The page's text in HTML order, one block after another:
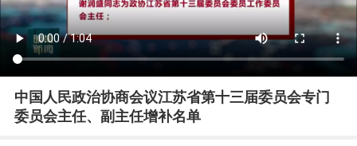
中国人民政治协商会议江苏省第十三届委员会专门
委员会主任、副主任增补名单